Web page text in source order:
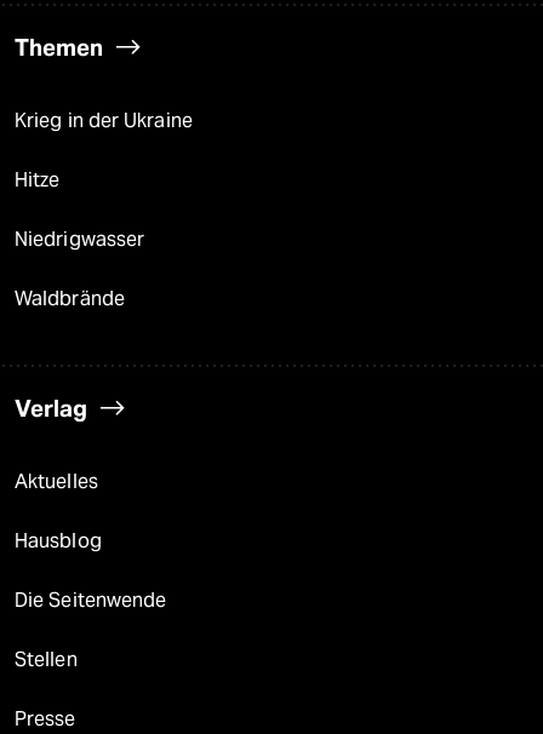
Themen
Krieg in der Ukraine
Hitze
Niedrigwasser
Waldbrände
Verlag
Aktuelles
Hausblog
Die Seitenwende
Stellen
Presse